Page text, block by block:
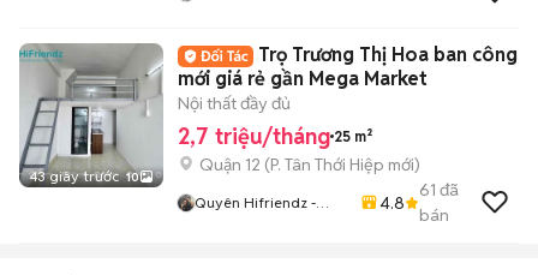
43 giây trước 10
Trọ Trương Thị Hoa ban công
mới giá rẻ gần Mega Market
Nội thất đầy đủ
2,7 triệu/tháng 25 m²
Quận 12 (P. Tân Thới Hiệp mới)
Quyên Hifriendz -
4.8
61 đã
bán